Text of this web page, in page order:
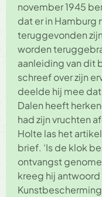
november 1945
dat er in Hamburg
teruggevonden
worden
aanleiding van dit
schreef over zijn
deelde hij mee
Dalen heeft
had zijn vruchten
Holte las het
brief. ‘Is de klok
ontvangst
kreeg hij antwoord